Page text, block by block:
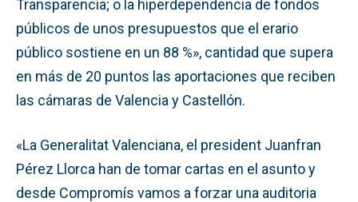
Transparencia; o la hiperdependencia de fondos
públicos de unos presupuestos que el erario
público sostiene en un 88 %», cantidad que supera
en más de 20 puntos las aportaciones que reciben
las cámaras de Valencia y Castellón.
«La Generalitat Valenciana, el president Juanfran
Pérez Llorca han de tomar cartas en el asunto y
desde Compromís vamos a forzar una auditoria